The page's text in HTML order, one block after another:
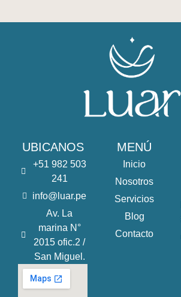
UBICANOS
+51 982 503
241
info@luar.pe
Av. La
marina N°
2015 ofic.2 /
San Miguel.
MENÚ
Inicio
Nosotros
Servicios
Blog
Contacto